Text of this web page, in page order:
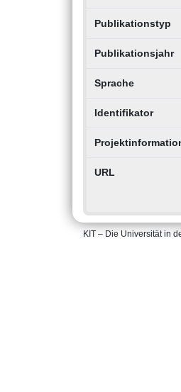
Publikationstyp
Publikationsjahr
Sprache
Identifikator
URL
KIT – Die Universität in